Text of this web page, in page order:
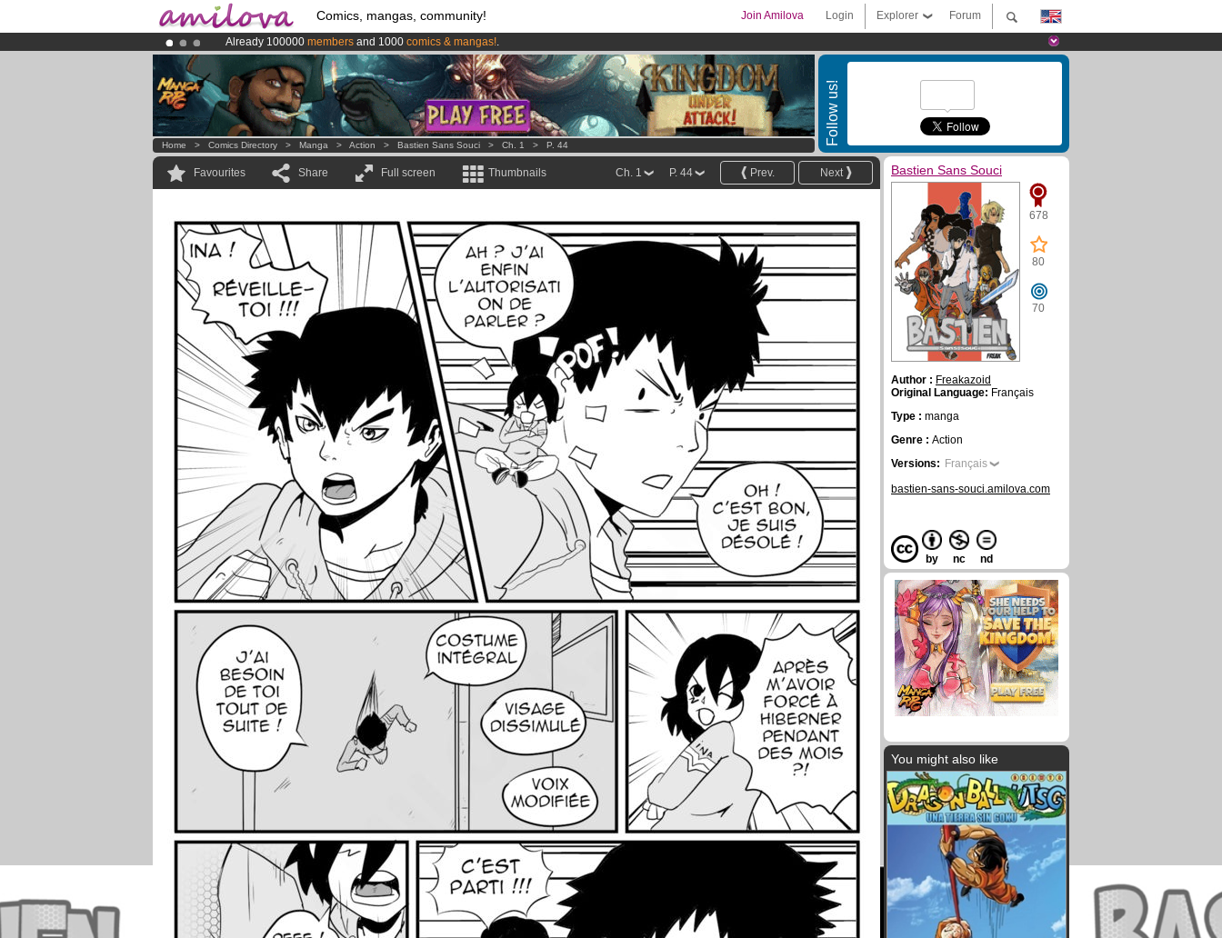
Comics, mangas, community! Forum
Explorer
Login
Join Amilova
Already 100000 members and 1000 comics & mangas!.
AmilovaKickstarter is now LIVE!.
Premium membership from3.95 euros per month !Get membership now
Follow us!
Home > Comics Directory > Manga > Action > Bastien Sans Souci > Ch. 1 > P. 44
Favourites Share Full screen Thumbnails Next
Prev.
P. 44
Ch. 1 Bastien Sans Souci
678
80
70
Author : Freakazoid
Original Language: Français
Type : manga
Genre : Action
Versions: Français
bastien-sans-souci.amilova.com
by nc nd
You might also like